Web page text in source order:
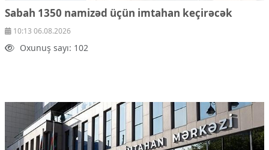
Sabah 1350 namizəd üçün imtahan keçirəcək
10:13 06.08.2026
Oxunuş sayı: 102